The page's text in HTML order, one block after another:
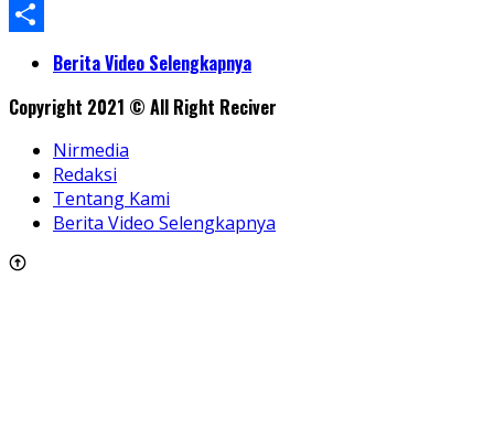
WhatsApp
ShareBerita Video Selengkapnya
Copyright 2021 © All Right Reciver
Nirmedia
Redaksi
Tentang Kami
Berita Video Selengkapnya